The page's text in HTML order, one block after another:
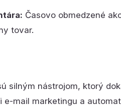
Časovo obmedzené
tovar.
silným nástrojom, ktorý
e-mail marketingu a